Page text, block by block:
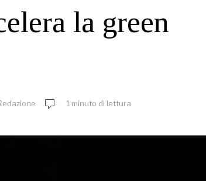
la green
1 minuto di lettura